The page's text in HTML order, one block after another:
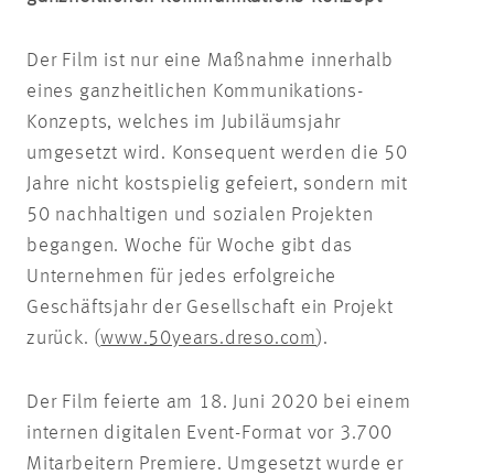
Der Film ist nur eine Maßnahme innerhalb
eines ganzheitlichen Kommunikations-
Konzepts, welches im Jubiläumsjahr
umgesetzt wird. Konsequent werden die 50
Jahre nicht kostspielig gefeiert, sondern mit
50 nachhaltigen und sozialen Projekten
begangen. Woche für Woche gibt das
Unternehmen für jedes erfolgreiche
Geschäftsjahr der Gesellschaft ein Projekt
zurück. (www.50years.dreso.com).
Der Film feierte am 18. Juni 2020 bei einem
internen digitalen Event-Format vor 3.700
Mitarbeitern Premiere. Umgesetzt wurde er